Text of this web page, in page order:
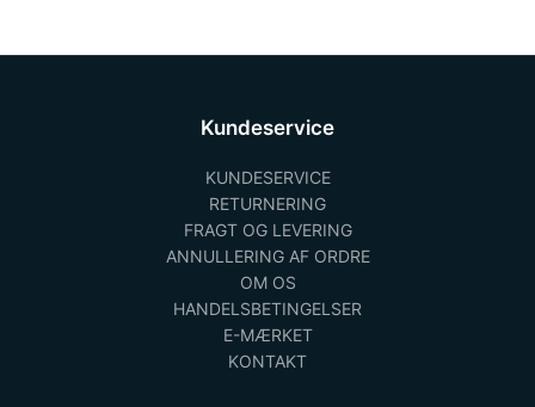
Kundeservice
KUNDESERVICE
RETURNERING
FRAGT OG LEVERING
ANNULLERING AF ORDRE
OM OS
HANDELSBETINGELSER
E-MÆRKET
KONTAKT